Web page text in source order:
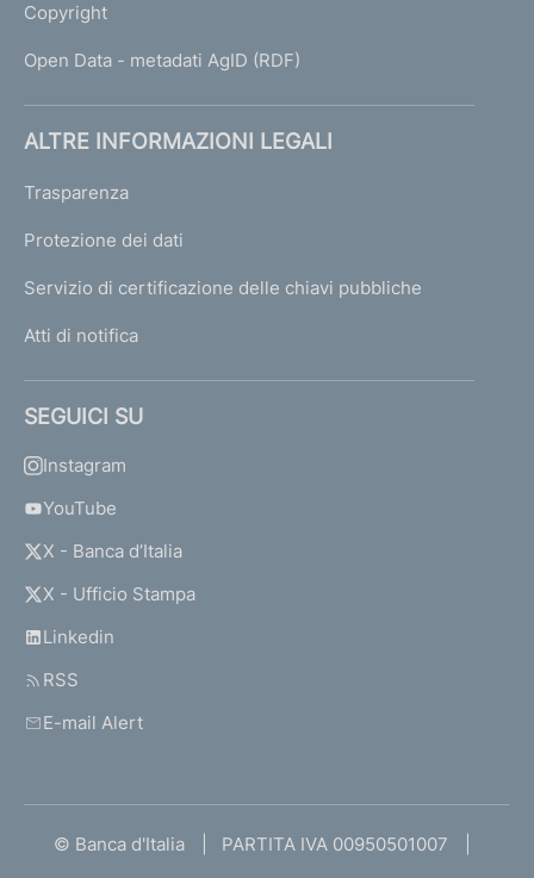
Copyright
Open Data - metadati AgID (RDF)
ALTRE INFORMAZIONI LEGALI
Trasparenza
Protezione dei dati
Servizio di certificazione delle chiavi pubbliche
Atti di notifica
SEGUICI SU
Instagram
YouTube
X - Banca d’Italia
X - Ufficio Stampa
Linkedin
RSS
E-mail Alert
© Banca d'Italia PARTITA IVA 00950501007